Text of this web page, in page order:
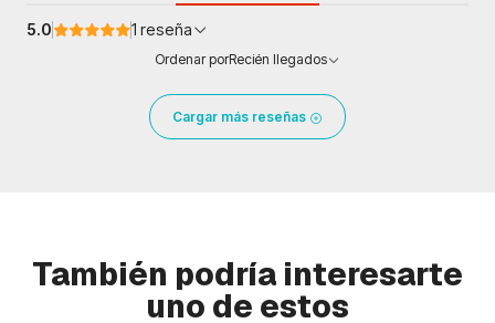
5.0 1 reseña
Ordenar porRecién llegados
Cargar más reseñas
También podría interesarte
uno de estos